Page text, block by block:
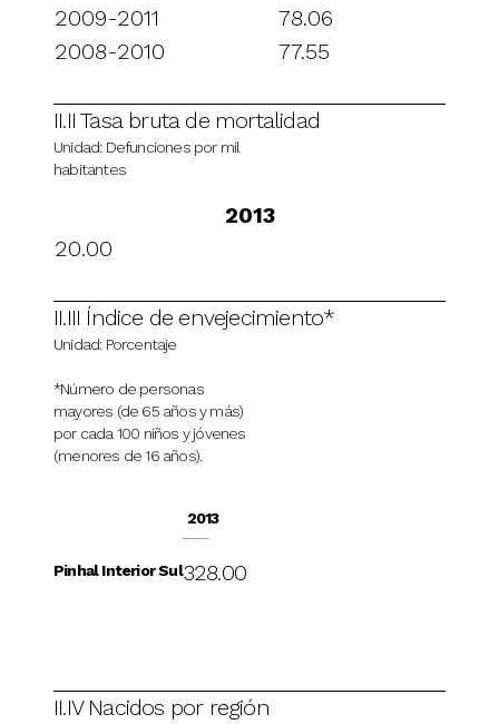
2009-2011
78.06
2008-2010
77.55
II.II Tasa bruta de mortalidad
Unidad: Defunciones por mil
habitantes
2013
20.00
II.III Índice de envejecimiento*
Unidad: Porcentaje
*Número de personas
mayores (de 65 años y más)
por cada 100 niños y jóvenes
(menores de 16 años).
Pinhal Interior Sul
2013
328.00
II.IV Nacidos por región